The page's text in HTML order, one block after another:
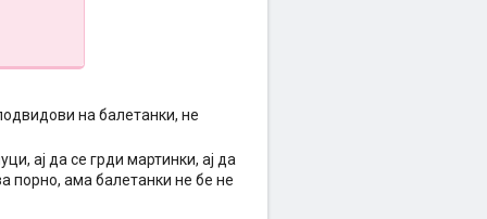
на балетанки, не
ај да се грди мартинки, ај да
порно, ама балетанки не бе не